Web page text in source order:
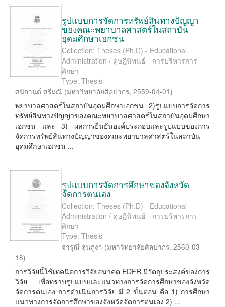
รูปแบบการจัดการทรัพย์สินทางปัญญา
ของคณะพยาบาลศาสตร์ในสถาบัน
อุดมศึกษาเอกชน
Collection: Theses (Ph.D) - Educational
Administration / ดุษฎีนิพนธ์ - การบริหารการ
ศึกษา
Type: Thesis
ศนิกานต์ ศรีมณี (มหาวิทยาลัยศิลปากร, 2559-04-01)
พยาบาลศาสตร์ในสถาบันอุดมศึกษาเอกชน 2)รูปแบบการจัดการ
ทรัพย์สินทางปัญญาของคณะพยาบาลศาสตร์ในสถาบันอุดมศึกษา
เอกชน และ 3) ผลการยืนยันองค์ประกอบและรูปแบบของการ
จัดการทรัพย์สินทางปัญญาของคณะพยาบาลศาสตร์ในสถาบัน
อุดมศึกษาเอกชน ...
รูปแบบการจัดการศึกษาของจังหวัด
จัดการตนเอง
Collection: Theses (Ph.D) - Educational
Administration / ดุษฎีนิพนธ์ - การบริหารการ
ศึกษา
Type: Thesis
จารุณี ลุนภูงา (มหาวิทยาลัยศิลปากร, 2560-03-
18)
การวิจัยนี้ใช้เทคนิคการวิจัยอนาคต EDFR มีวัตถุประสงค์ของการ
วิจัย เพื่อทราบรูปแบบและแนวทางการจัดการศึกษาของจังหวัด
จัดการตนเอง การดำเนินการวิจัย มี 2 ขั้นตอน คือ 1) การศึกษา
แนวทางการจัดการศึกษาของจังหวัดจัดการตนเอง 2) ...